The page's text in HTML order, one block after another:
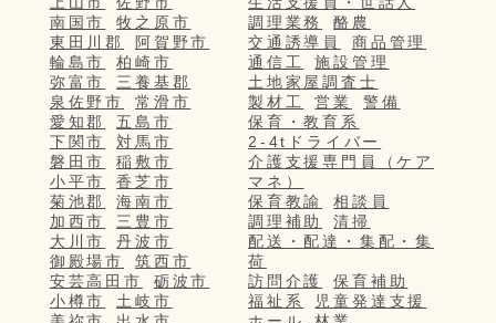
南国市
牧之原市
東田川郡
阿賀野市
輪島市
柏崎市
弥富市
三養基郡
泉佐野市
常滑市
愛知郡
五島市
下関市
対馬市
磐田市
稲敷市
小平市
香芝市
菊池郡
海南市
加西市
三豊市
大川市
丹波市
御殿場市
筑西市
安芸高田市
砺波市
小樽市
土岐市
調理業務
酪農
交通誘導員
商品管理
通信工
施設管理
土地家屋調査士
製材工
営業
警備
保育・教育系
2-4tドライバー
介護支援専門員（ケア
マネ）
保育教諭
相談員
調理補助
清掃
配送・配達・集配・集
荷
訪問介護
保育補助
福祉系
児童発達支援